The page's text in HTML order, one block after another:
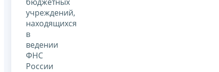
учреждений,
находящихся
в
ведении
ФНС
России